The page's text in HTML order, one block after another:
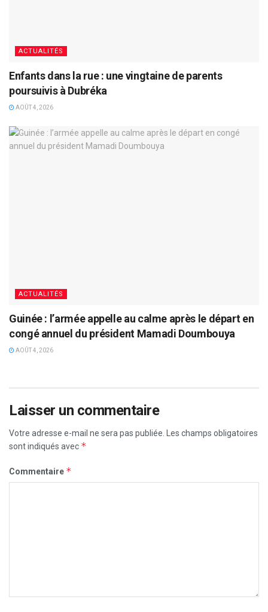
ACTUALITÉS
Enfants dans la rue : une vingtaine de parents
poursuivis à Dubréka
AOÛT 4, 2026
ACTUALITÉS
Guinée : l’armée appelle au calme après le départ en
congé annuel du président Mamadi Doumbouya
AOÛT 4, 2026
Laisser un commentaire
Votre adresse e-mail ne sera pas publiée. Les champs obligatoires
sont indiqués avec *
Commentaire *